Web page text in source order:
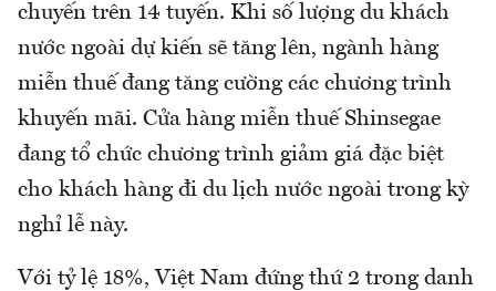
chuyến trên 14 tuyến. Khi số lượng du khách
nước ngoài dự kiến sẽ tăng lên, ngành hàng
miễn thuế đang tăng cường các chương trình
khuyến mãi. Cửa hàng miễn thuế Shinsegae
đang tổ chức chương trình giảm giá đặc biệt
cho khách hàng đi du lịch nước ngoài trong kỳ
nghỉ lễ này.
Với tỷ lệ 18%, Việt Nam đứng thứ 2 trong danh